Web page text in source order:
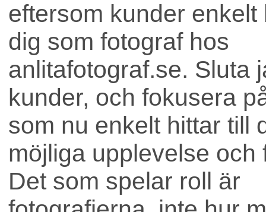
Bostad
eftersom kunder enkelt
dig som fotograf hos
anlitafotograf.se. Sluta
kunder, och fokusera
som nu enkelt hittar till
möjliga upplevelse och
Det som spelar roll är